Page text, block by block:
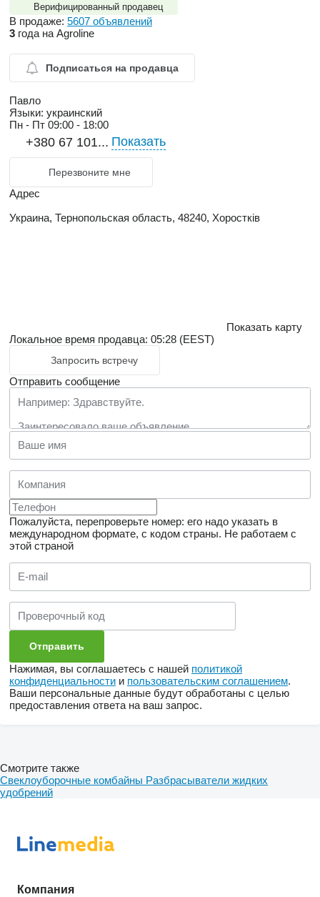
Верифицированный продавец
В продаже: 5607 объявлений
3 года на Agroline
Подписаться на продавца
Павло
Языки: украинский
Пн - Пт 09:00 - 18:00
+380 67 101... Показать
Перезвоните мне
Адрес
Украина, Тернопольская область, 48240, Хоростків
Показать карту
Локальное время продавца: 05:28 (EEST)
Запросить встречу
Отправить сообщение
Пожалуйста, перепроверьте номер: его надо указать в
международном формате, с кодом страны. Не работаем с
этой страной
Нажимая, вы соглашаетесь с нашей политикой
конфиденциальности и пользовательским соглашением.
Ваши персональные данные будут обработаны с целью
предоставления ответа на ваш запрос.
Смотрите также
Свеклоуборочные комбайны Разбрасыватели жидких
удобрений
Компания